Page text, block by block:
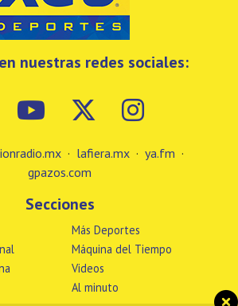
nuestras redes sociales:
· lafiera.mx · ya.fm ·
gpazos.com
Secciones
Más Deportes
Máquina del Tiempo
Videos
Al minuto